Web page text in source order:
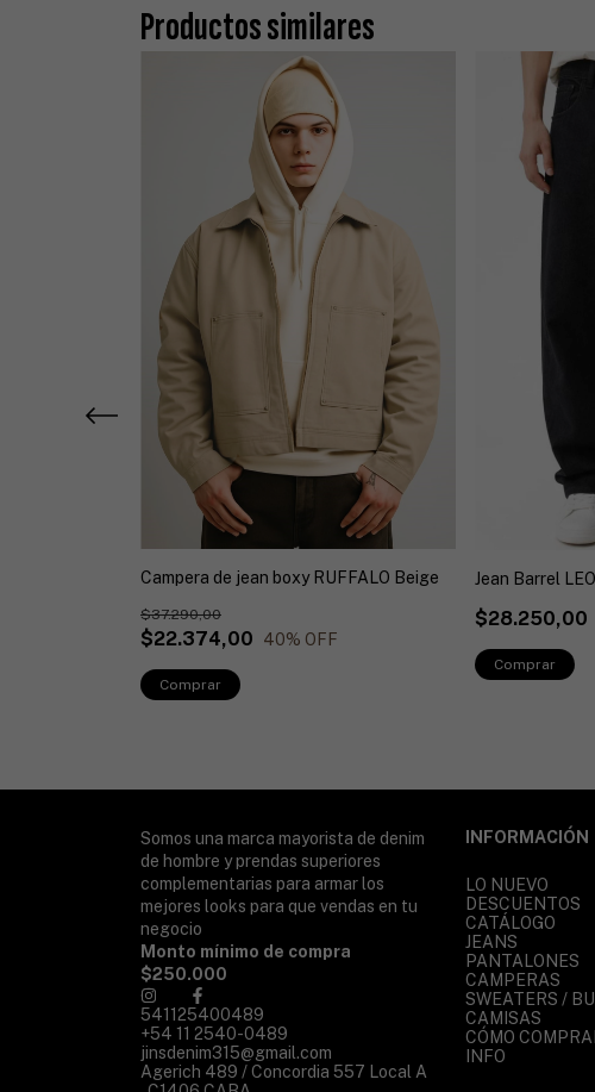
Productos similares
Campera de jean boxy RUFFALO Beige
$22.374,00
$37.290,00
40% OFF
Comprar
Jean Barrel
$28.250,00
Comprar
Somos una marca mayorista de denim
de hombre y prendas superiores
complementarias para armar los
mejores looks para que vendas en tu
negocio
Monto mínimo de compra
$250.000
541125400489
+54 11 2540-0489
jinsdenim315@gmail.com
Agerich 489 / Concordia 557 Local A
INFORMACIÓN
LO NUEVO
DESCUENTOS
CATÁLOGO
JEANS
PANTALONES
CAMPERAS
SWEATERS /
CAMISAS
CÓMO
INFO